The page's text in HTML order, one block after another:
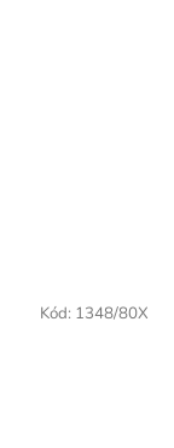
Kód: 1348/80X